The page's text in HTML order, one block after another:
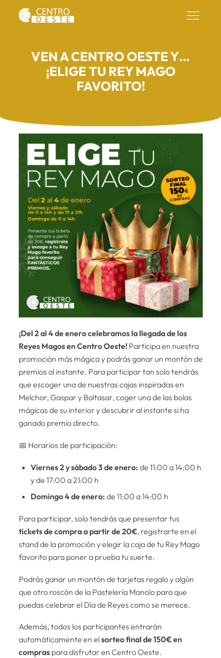
VEN A CENTRO OESTE Y…
¡ELIGE TU REY MAGO
FAVORITO!
¡Del 2 al 4 de enero celebramos la llegada de los
Reyes Magos en Centro Oeste!Participa en nuestra
promoción más mágica y podrás ganar un montón de
premios al instante. Para participar tan solo tendrás
que escoger una de nuestras cajas inspiradas en
Melchor, Gaspar y Baltasar, coger una de las bolas
mágicas de su interior y descubrir al instante si ha
ganado premio directo.
📅 Horarios de participación:
Viernes 2 y sábado 3 de enero: de 11:00 a 14:00 h
y de 17:00 a 21:00 h
Domingo 4 de enero: de 11:00 a 14:00 h
Para participar, solo tendrás que presentar tus
tickets de compra a partir de 20€, registrarte en el
stand de la promoción y elegir la caja de tu Rey Mago
favorito para poner a prueba tu suerte.
Podrás ganar un montón de tarjetas regalo y algún
que otro roscón de la Pastelería Manolo para que
puedas celebrar el Día de Reyes como se merece.
Además, todos los participantes entrarán
automáticamente en elsorteo final de 150€ en
compraspara disfrutar en Centro Oeste.